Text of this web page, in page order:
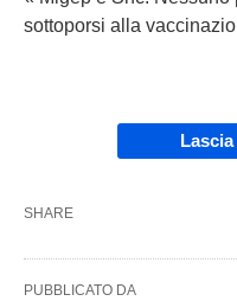
sottoporsi alla
SHARE
PUBBLICATO DA